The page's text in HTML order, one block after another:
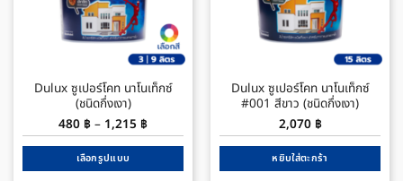
Dulux ซูเปอร์โคท นาโนเท็กซ์
(ชนิดกึ่งเงา)
480 ฿ – 1,215 ฿Price
range:
480 ฿
1,215 ฿
เลือกรูปแบบ
Dulux ซูเปอร์โคท นาโนเท็กซ์
#001 สีขาว (ชนิดกึ่งเงา)
2,070 ฿
หยิบใส่ตะกร้า